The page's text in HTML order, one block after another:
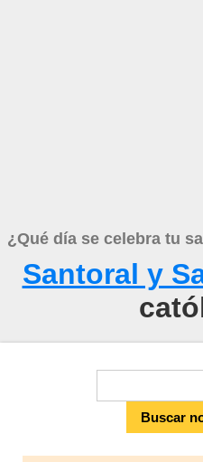
¿Qué día se celebra tu
Santoral y